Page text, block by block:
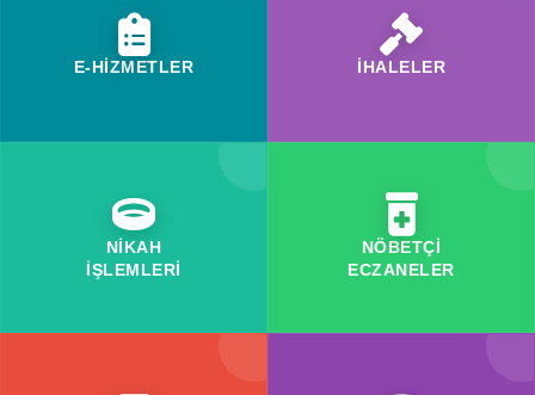
E-HİZMETLER İHALELER
NİKAH
İŞLEMLERİ
NÖBETÇİ
ECZANELER